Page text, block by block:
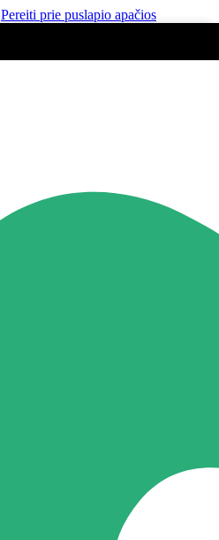
Pereiti prie puslapio apačios